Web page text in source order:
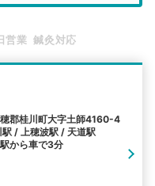
法
営業 鍼灸対応
郡桂川町大字土師4160-4
/ 上穂波駅 / 天道駅
から車で3分